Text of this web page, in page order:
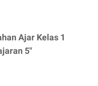
Ajar Kelas 1
5"